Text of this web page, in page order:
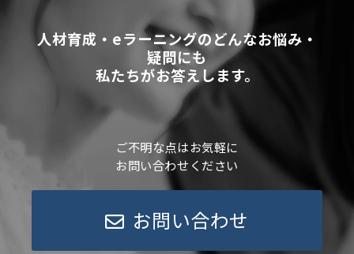
人材育成・eラーニングのどんなお悩み・
疑問にも
私たちがお答えします。
ご不明な点はお気軽に
お問い合わせください
お問い合わせ